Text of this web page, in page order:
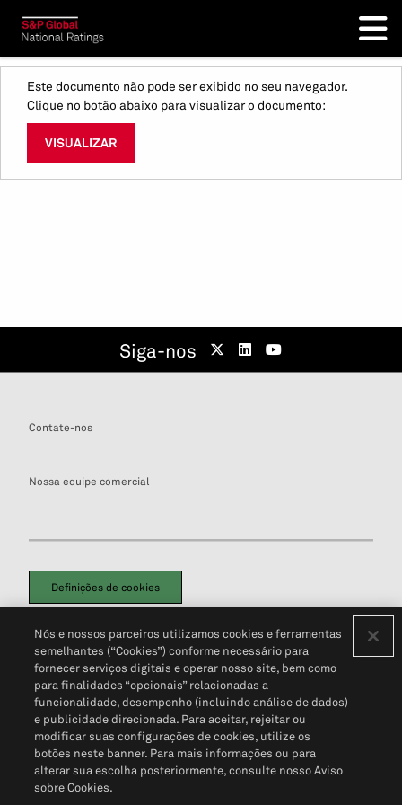
Este documento não pode ser exibido no seu navegador.
Clique no botão abaixo para visualizar o documento:
VISUALIZAR
Siga-nos
Contate-nos
Nossa equipe comercial
Definições de cookies
Política de PrivacidadePortal de privacidade do cliente (em inglês)
Não Venda Minhas Informações Pessoais© 2026 S&P Global
Nós e nossos parceiros utilizamos cookies e ferramentas
semelhantes (“Cookies”) conforme necessário para
fornecer serviços digitais e operar nosso site, bem como
para finalidades “opcionais” relacionadas a
funcionalidade, desempenho (incluindo análise de dados)
e publicidade direcionada. Para aceitar, rejeitar ou
modificar suas configurações de cookies, utilize os
botões neste banner. Para mais informações ou para
alterar sua escolha posteriormente, consulte nosso Aviso
sobre Cookies.